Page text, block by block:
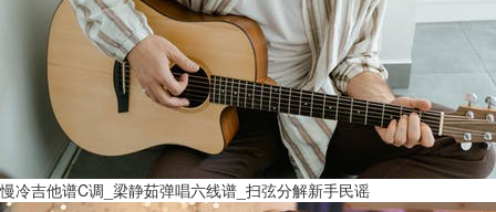
慢冷吉他谱C调_梁静茹弹唱六线谱_扫弦分解新手民谣